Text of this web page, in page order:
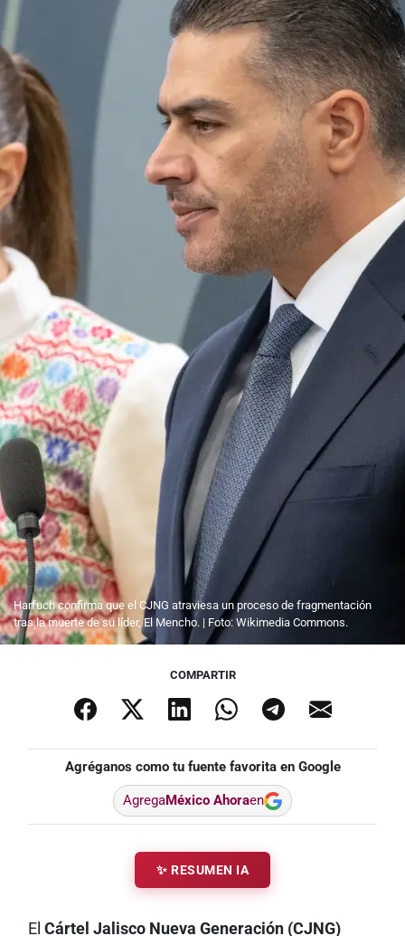
Harfuch confirma que el CJNG atraviesa un proceso de fragmentación
tras la muerte de su líder, El Mencho. | Foto: Wikimedia Commons.
COMPARTIR
Agréganos como tu fuente favorita en Google
AgregaMéxico Ahoraen
✨ RESUMEN IA
El Cártel Jalisco Nueva Generación (CJNG)